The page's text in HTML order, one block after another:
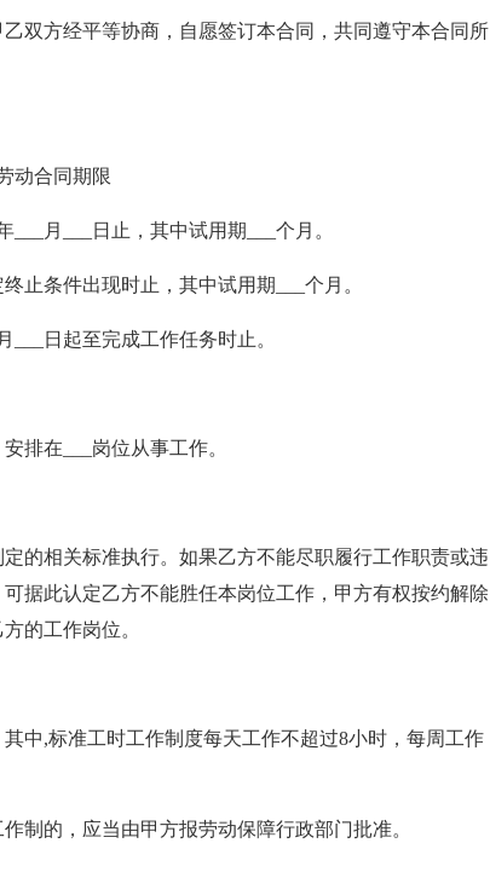
双方经平等协商，自愿签订本合同，共同遵守本合同所
动合同期限
月___日止，其中试用期___个月。
止条件出现时止，其中试用期___个月。
___日起至完成工作任务时止。
排在___岗位从事工作。
的相关标准执行。如果乙方不能尽职履行工作职责或违
据此认定乙方不能胜任本岗位工作，甲方有权按约解除
的工作岗位。
中,标准工时工作制度每天工作不超过8小时，每周工作
制的，应当由甲方报劳动保障行政部门批准。